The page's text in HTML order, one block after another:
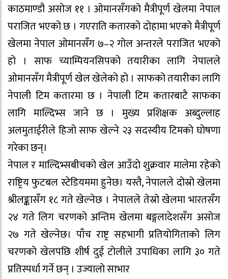
काठमाण्डौ असोज ११ । ओमानसँगको मैत्रीपूर्ण खेलमा नेपाल
पराजित भएको छ । गएराति कतारको दोहामा भएको मैत्रीपूर्ण
खेलमा नेपाल ओमानसँग ७–२ गोल अन्तरले पराजित भएको
हो । साफ च्याम्पियनसिपको तयारीका लागि नेपालले
ओमानसँग मैत्रीपूर्ण खेल खेलेको हो । साफको तयारीका लागि
नेपाली टिम कतारमा छ । नेपाली टिम कतारबाटै साफका
लागि माल्दिभ्स जाने छ । मुख्य प्रशिक्षक अब्दुल्लाह
अलमुताईरीले हिजो साफ खेल्ने २३ सदस्यीय टिमको घोषणा
गरेका छन्।
नेपाल र माल्दिभ्सबीचको खेल आउँदो शुक्रवार मालेमा रहेको
राष्ट्रिय फुटबल स्टेडियममा हुनेछ। यस्तै, नेपालले दोस्रो खेलमा
श्रीलङ्कासँग १८ गते खेल्नेछ । नेपालले तेस्रो खेलमा भारतसँग
२४ गते लिग चरणको अन्तिम खेलमा बङ्गलादेशसँग असोज
२७ गते खेल्नेछ। पाँच राष्ट्र सहभागी प्रतियोगिताको लिग
चरणको खेलपछि शीर्ष दुई टोलीले उपाधिका लागि ३० गते
प्रतिस्पर्धा गर्ने छन् । उज्यालो साभार